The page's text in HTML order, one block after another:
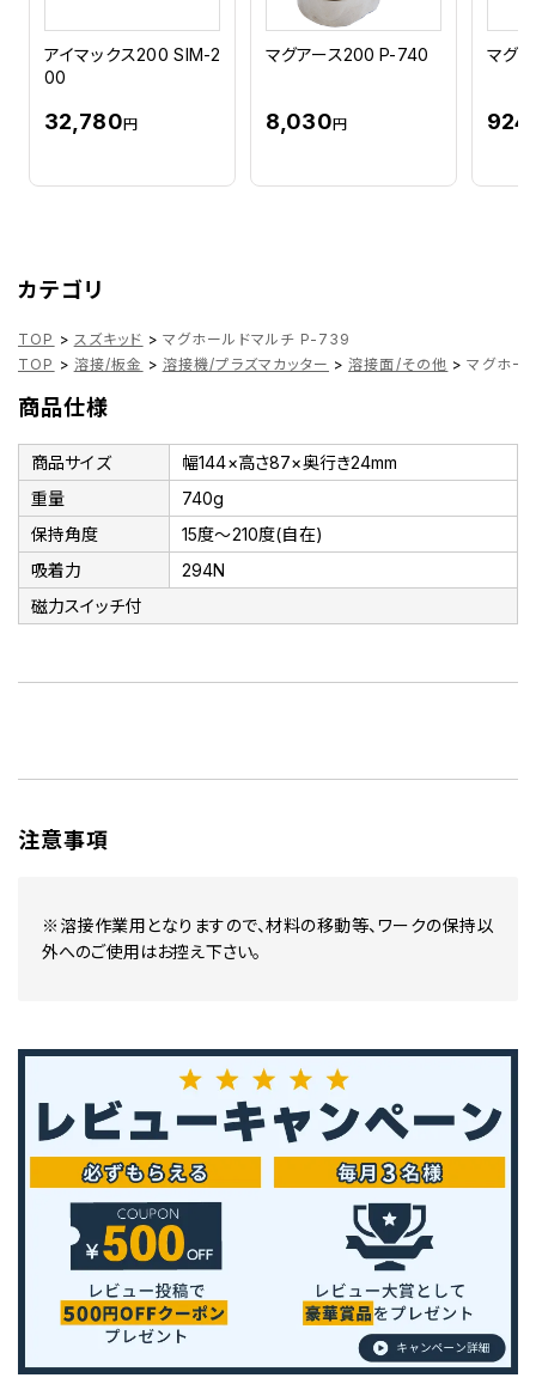
アイマックス200 SIM-2
00
32,780円
マグアース200 P-740
8,030円
マグ
924
カテゴリ
TOP > スズキッド > マグホールドマルチ P-739
TOP > 溶接/板金 > 溶接機/プラズマカッター > 溶接面/その他 > マグホー
商品仕様
商品サイズ
幅144×高さ87×奥行き24mm
重量
740g
保持角度
15度～210度(自在)
吸着力
294N
磁力スイッチ付
注意事項
※溶接作業用となりますので、材料の移動等、ワークの保持以
外へのご使用はお控え下さい。